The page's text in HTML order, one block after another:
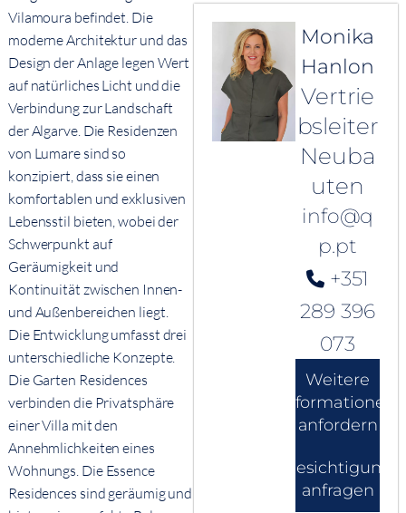
Vilamoura befindet. Die
moderne Architektur und das
Design der Anlage legen Wert
auf natürliches Licht und die
Verbindung zur Landschaft
der Algarve. Die Residenzen
von Lumare sind so
konzipiert, dass sie einen
komfortablen und exklusiven
Lebensstil bieten, wobei der
Schwerpunkt auf
Geräumigkeit und
Kontinuität zwischen Innen-
und Außenbereichen liegt.
Die Entwicklung umfasst drei
unterschiedliche Konzepte.
Die Garten Residences
verbinden die Privatsphäre
einer Villa mit den
Annehmlichkeiten eines
Wohnungs. Die Essence
Residences sind geräumig und
Monika
Hanlon
Vertrie
bsleiter
Neuba
uten
info@q
p.pt
+351
289 396
073
Weitere
Informationen
anfordern
Besichtigung
anfragen